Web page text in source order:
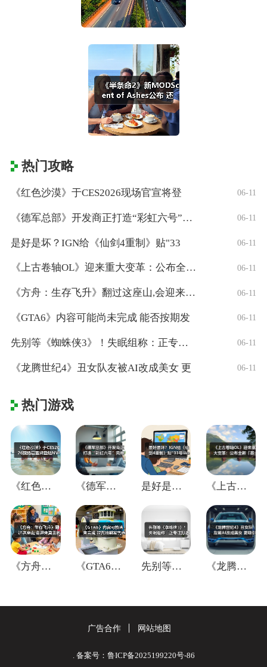
热门攻略
《红色沙漠》于CES2026现场官宣将登 06-11
《德军总部》开发商正打造“彩虹六号”风格 06-11
是好是坏？IGN给《仙剑4重制》贴"33 06-11
《上古卷轴OL》迎来重大变革：公布全新「 06-11
《方舟：生存飞升》翻过这座山,会迎来真正 06-11
《GTA6》内容可能尚未完成 能否按期发 06-11
先别等《蜘蛛侠3》！失眠组称：正专注打造 06-11
《龙腾世纪4》丑女队友被AI改成美女 更 06-11
热门游戏
《红色沙漠》于CES2026现场官宣将登 《德军总部》开发商正打造“彩虹六号”风格 是好是坏？IGN给《仙剑4重制》贴"33 《上古卷轴OL》迎来重大变革：公布全新「
《方舟：生存飞升》翻过这座山,会迎来真正 《GTA6》内容可能尚未完成 能否按期发 先别等《蜘蛛侠3》！失眠组称：正专注打造 《龙腾世纪4》丑女队友被AI改成美女 更
广告合作 网站地图
. 备案号：鲁ICP备2025199220号-86